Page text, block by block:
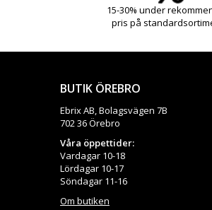
15-30% under
pris på
BUTIK ÖREBRO
Ebrix AB, Bolagsvägen 7B
702 36 Örebro
Våra öppettider:
Vardagar 10-18
Lördagar 10-17
Söndagar 11-16
Om butiken